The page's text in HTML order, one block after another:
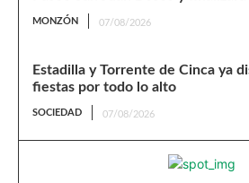
MONZÓN 07/08/2026
Estadilla y Torrente de Cinca ya
fiestas por todo lo alto
SOCIEDAD 07/08/2026